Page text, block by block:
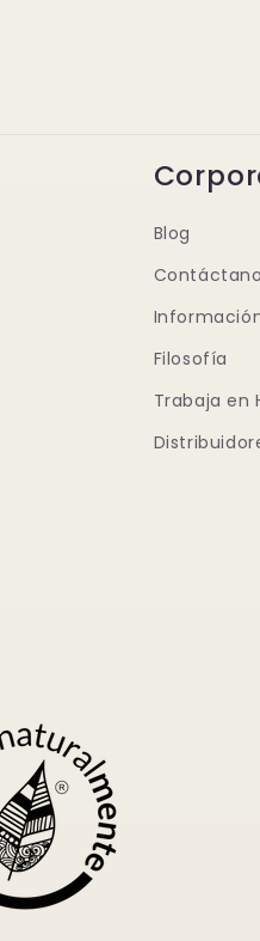
Blog
Filosofía
Trabaja en